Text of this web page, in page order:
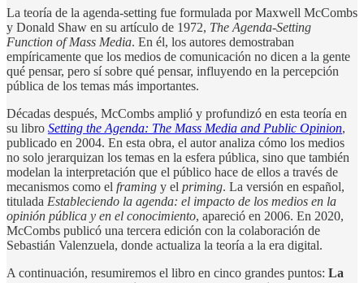
La teoría de la agenda-setting fue formulada por Maxwell McCombs
y Donald Shaw en su artículo de 1972, The Agenda-Setting
Function of Mass Media. En él, los autores demostraban
empíricamente que los medios de comunicación no dicen a la gente
qué pensar, pero sí sobre qué pensar, influyendo en la percepción
pública de los temas más importantes.
Décadas después, McCombs amplió y profundizó en esta teoría en
su libro Setting the Agenda: The Mass Media and Public Opinion,
publicado en 2004. En esta obra, el autor analiza cómo los medios
no solo jerarquizan los temas en la esfera pública, sino que también
modelan la interpretación que el público hace de ellos a través de
mecanismos como el framing y el priming. La versión en español,
titulada Estableciendo la agenda: el impacto de los medios en la
opinión pública y en el conocimiento, apareció en 2006. En 2020,
McCombs publicó una tercera edición con la colaboración de
Sebastián Valenzuela, donde actualiza la teoría a la era digital.
A continuación, resumiremos el libro en cinco grandes puntos: La